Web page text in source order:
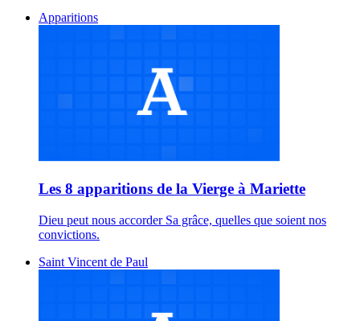
Apparitions
Les 8 apparitions de la Vierge à Mariette
Dieu peut nous accorder Sa grâce, quelles que soient nos
convictions.
Saint Vincent de Paul